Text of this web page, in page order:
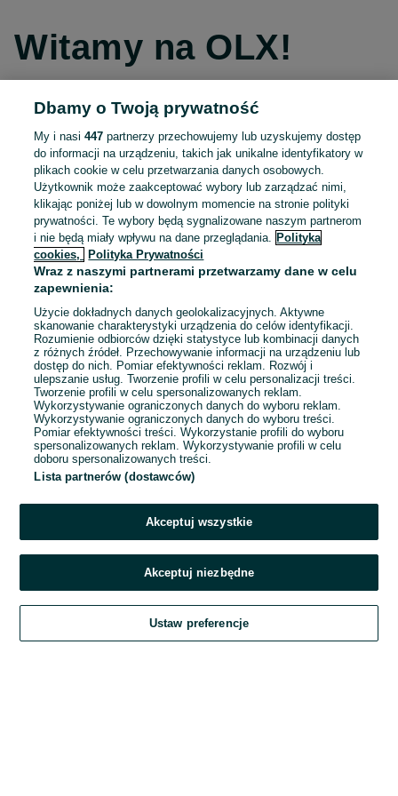
Witamy na OLX!
Kontynuuj przez Facebooka
Kontynuuj przez konto Apple
Kontynuuj przez konto Google
LUB
E-mail
Hasło
Zaloguj się
Kontynuując za pośrednictwem jednego z dostawców wskazanych powyżej,
OLX.pl w jego aktualnym brzmieniu.
Dbamy o Twoją prywatność
My i nasi447 partnerzy przechowujemy lub uzyskujemy dostęp
do informacji na urządzeniu, takich jak unikalne identyfikatory w
plikach cookie w celu przetwarzania danych osobowych.
Użytkownik może zaakceptować wybory lub zarządzać nimi,
klikając poniżej lub w dowolnym momencie na stronie polityki
prywatności. Te wybory będą sygnalizowane naszym partnerom
i nie będą miały wpływu na dane przeglądania.
Polityka
cookies,
Polityka Prywatności
Wraz z naszymi partnerami przetwarzamy dane w celu
zapewnienia:
Użycie dokładnych danych geolokalizacyjnych. Aktywne
skanowanie charakterystyki urządzenia do celów identyfikacji.
Rozumienie odbiorców dzięki statystyce lub kombinacji danych
z różnych źródeł. Przechowywanie informacji na urządzeniu lub
dostęp do nich. Pomiar efektywności reklam. Rozwój i
ulepszanie usług. Tworzenie profili w celu personalizacji treści.
Tworzenie profili w celu spersonalizowanych reklam.
Wykorzystywanie ograniczonych danych do wyboru reklam.
Wykorzystywanie ograniczonych danych do wyboru treści.
Pomiar efektywności treści. Wykorzystanie profili do wyboru
spersonalizowanych reklam. Wykorzystywanie profili w celu
doboru spersonalizowanych treści.
Lista partnerów (dostawców)
Akceptuj wszystkie
Akceptuj niezbędne
Ustaw preferencje